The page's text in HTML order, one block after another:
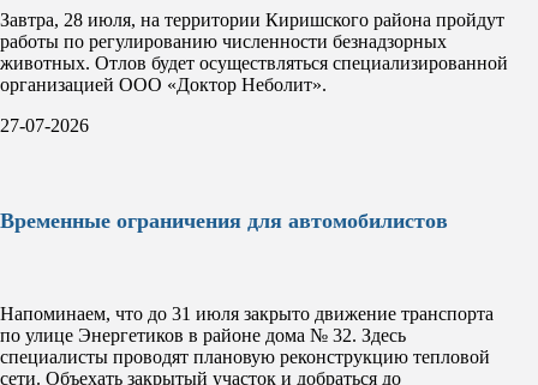
Завтра, 28 июля, на территории Киришского района пройдут
работы по регулированию численности безнадзорных
животных. Отлов будет осуществляться специализированной
организацией ООО «Доктор Неболит».
27-07-2026
Временные ограничения для автомобилистов
Напоминаем, что до 31 июля закрыто движение транспорта
по улице Энергетиков в районе дома № 32. Здесь
специалисты проводят плановую реконструкцию тепловой
сети. Объехать закрытый участок и добраться до